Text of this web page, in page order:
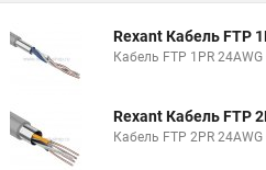
Кабель систем связи Телефонный
Кабель телефонный тппэп
Rexant Кабель FTP
Кабель FTP 1PR
Rexant Кабель FTP
Кабель FTP 2PR